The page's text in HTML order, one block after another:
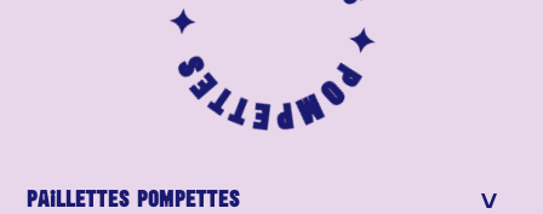
Pompettes ✦
PaIllettes Pompettes >